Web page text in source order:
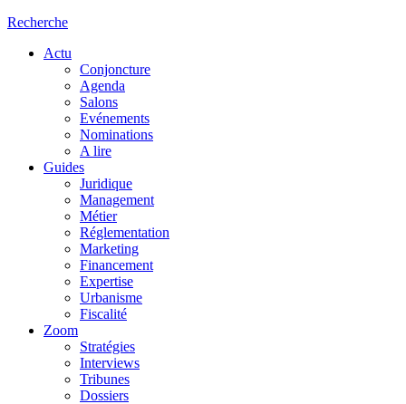
Recherche
Actu
Conjoncture
Agenda
Salons
Evénements
Nominations
A lire
Guides
Juridique
Management
Métier
Réglementation
Marketing
Financement
Expertise
Urbanisme
Fiscalité
Zoom
Stratégies
Interviews
Tribunes
Dossiers